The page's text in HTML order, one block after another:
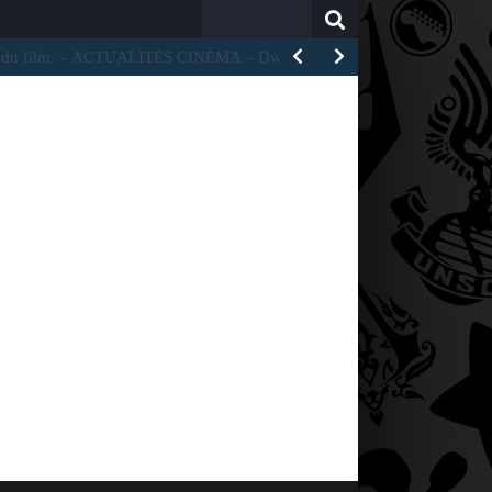
CINÉMA – Dwayne Johnson a réagi aux critiques…